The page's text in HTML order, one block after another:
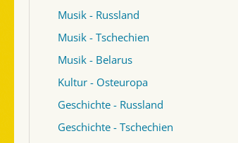
Musik - Russland
Musik - Tschechien
Musik - Belarus
Kultur - Osteuropa
Geschichte - Russland
Geschichte - Tschechien